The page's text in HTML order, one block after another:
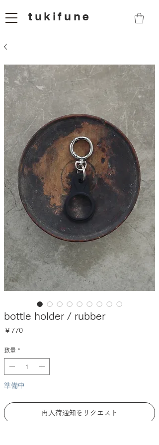
tukifune
bottle holder / rubber
￥770価
数量 *
準備中
再入荷通知をリクエスト